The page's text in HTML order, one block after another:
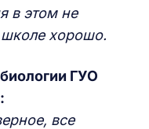
в этом не
школе хорошо.
ГУО
все